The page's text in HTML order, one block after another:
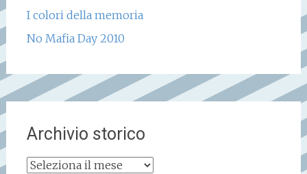
I colori della memoria
No Mafia Day 2010
Archivio storico
Archivio